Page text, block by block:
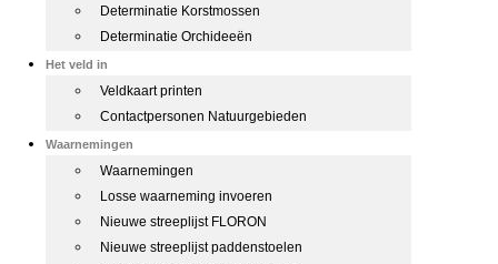
Determinatie Korstmossen
Determinatie Orchideeën
Het veld in
Veldkaart printen
Contactpersonen Natuurgebieden
Waarnemingen
Waarnemingen
Losse waarneming invoeren
Nieuwe streeplijst FLORON
Nieuwe streeplijst paddenstoelen